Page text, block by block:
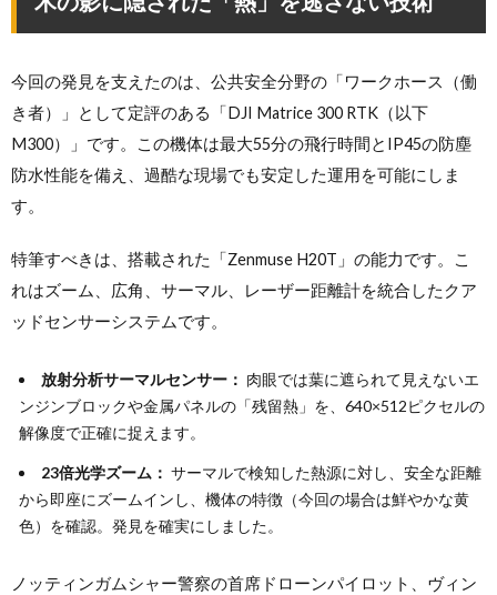
今回の発見を支えたのは、公共安全分野の「ワークホース（働
き者）」として定評のある「DJI Matrice 300 RTK（以下
M300）」です。この機体は最大55分の飛行時間とIP45の防塵
防水性能を備え、過酷な現場でも安定した運用を可能にしま
す。
特筆すべきは、搭載された「Zenmuse H20T」の能力です。こ
れはズーム、広角、サーマル、レーザー距離計を統合したクア
ッドセンサーシステムです。
放射分析サーマルセンサー： 肉眼では葉に遮られて見えないエ
ンジンブロックや金属パネルの「残留熱」を、640×512ピクセルの
解像度で正確に捉えます。
23倍光学ズーム： サーマルで検知した熱源に対し、安全な距離
から即座にズームインし、機体の特徴（今回の場合は鮮やかな黄
色）を確認。発見を確実にしました。
ノッティンガムシャー警察の首席ドローンパイロット、ヴィン